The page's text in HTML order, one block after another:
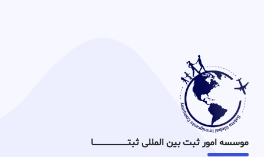
موسسه امور ثبت بین المللی ثبتـــــــــــــــــــــــــــــا